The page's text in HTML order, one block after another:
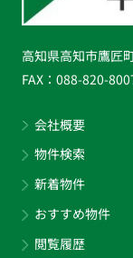
高知県高知市鷹匠
FAX： 088-820-
会社概要
物件検索
新着物件
おすすめ物件
閲覧履歴